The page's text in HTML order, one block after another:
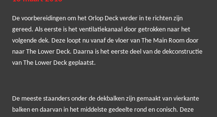
y
e
f
u
c
De voorbereidingen om het Orlop Deck verder in te richten zijn
gereed. Als eerste is het ventilatiekanaal door getrokken naar het
volgende dek. Deze loopt nu vanaf de vloer van The Main Room door
naar The Lower Deck. Daarna is het eerste deel van de dekconstructie
van The Lower Deck geplaatst.
De meeste staanders onder de dekbalken zijn gemaakt van vierkante
balken en daarvan in het middelste gedeelte rond en conisch. Deze